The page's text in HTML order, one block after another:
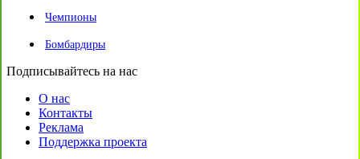
Чемпионы
Бомбардиры
Подписывайтесь на нас
О нас
Контакты
Реклама
Поддержка проекта